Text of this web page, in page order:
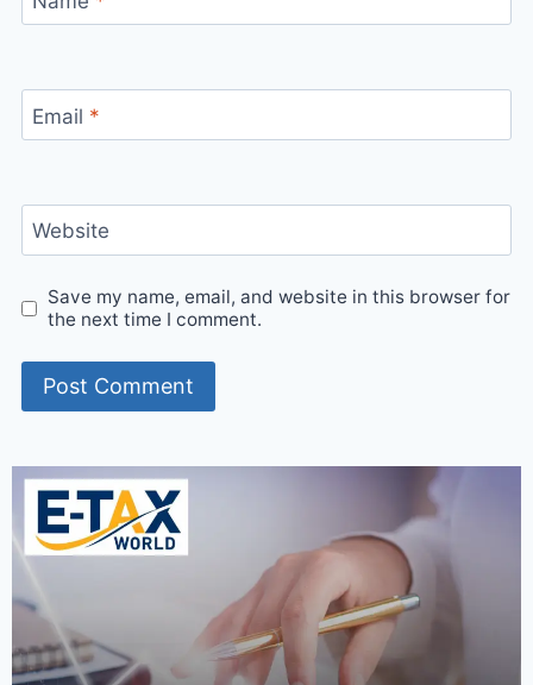
Email *
Website
Save my name, email, and website in this browser for
the next time I comment.